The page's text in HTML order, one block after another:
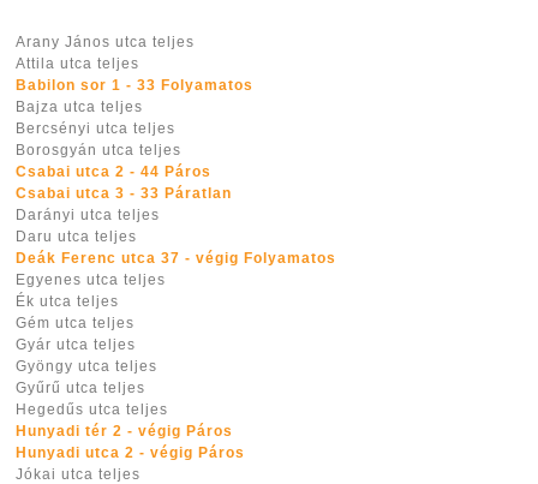
Arany János utca teljes
Attila utca teljes
Babilon sor 1 - 33 Folyamatos
Bajza utca teljes
Bercsényi utca teljes
Borosgyán utca teljes
Csabai utca 2 - 44 Páros
Csabai utca 3 - 33 Páratlan
Darányi utca teljes
Daru utca teljes
Deák Ferenc utca 37 - végig Folyamatos
Egyenes utca teljes
Ék utca teljes
Gém utca teljes
Gyár utca teljes
Gyöngy utca teljes
Gyűrű utca teljes
Hegedűs utca teljes
Hunyadi tér 2 - végig Páros
Hunyadi utca 2 - végig Páros
Jókai utca teljes